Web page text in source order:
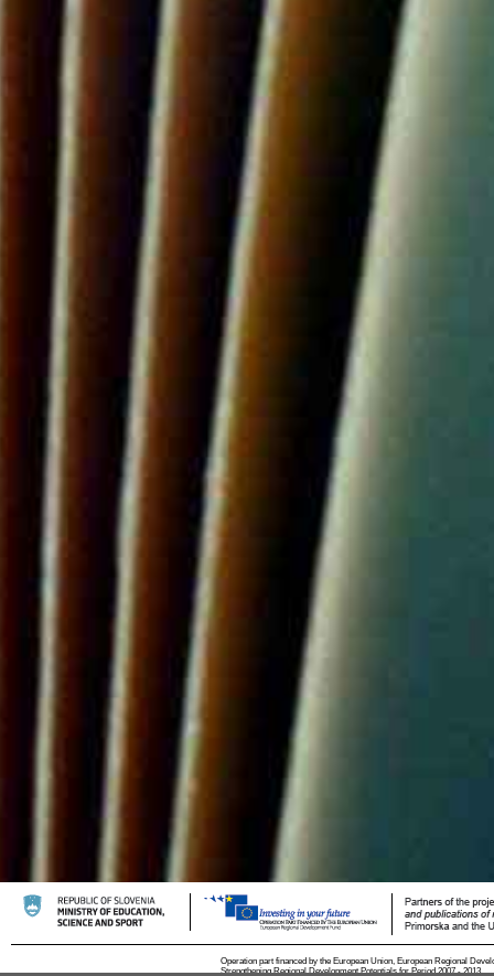
Operation part financed by the European Union, European Regional
Strengthening Regional Development Potentials for Period 2007 - 2013.